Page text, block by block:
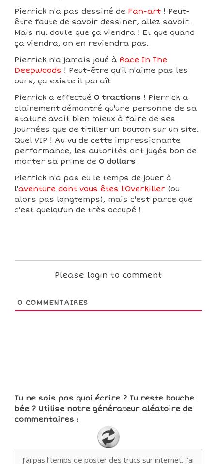
Pierrick n'a pas dessiné de Fan-art ! Peut-
être faute de savoir dessiner, allez savoir.
Mais nul doute que ça viendra ! Et que quand
ça viendra, on en reviendra pas.
Pierrick n'a jamais joué à Race In The
Deepwoods ! Peut-être qu'il n'aime pas les
ours, ça existe il paraît.
Pierrick a effectué 0 tractions ! Pierrick a
clairement démontré qu'une personne de sa
stature avait bien mieux à faire de ses
journées que de titiller un bouton sur un site.
Quel VIP ! Au vu de cette impressionante
performance, les autorités ont jugés bon de
monter sa prime de 0 dollars !
Pierrick n'a pas eu le temps de jouer à
l'aventure dont vous êtes l'Overkiller (ou
alors pas longtemps), mais c'est parce que
c'est quelqu'un de très occupé !
Please login to comment
0 COMMENTAIRES
Tu ne sais pas quoi écrire ? Tu reste bouche
bée ? Utilise notre générateur aléatoire de
commentaires :